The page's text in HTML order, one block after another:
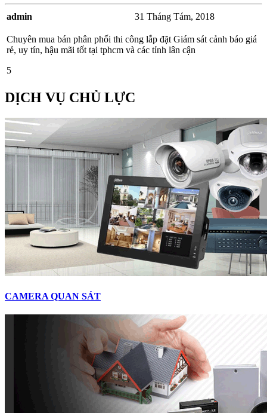
admin 31 Tháng Tám, 2018
Chuyên mua bán phân phối thi công lắp đặt Giám sát cảnh báo giá
rẻ, uy tín, hậu mãi tốt tại tphcm và các tỉnh lân cận
5
DỊCH VỤ CHỦ LỰC
CAMERA QUAN SÁT